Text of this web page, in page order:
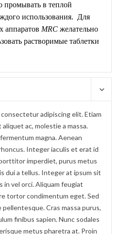
промывать в теплой
использования. Для
аппаратов MRC желательно
растворимые таблетки
adipiscing elit. Etiam
ac, molestie a massa.
magna. Aenean
Integer iaculis et erat id
imperdiet, purus metus
dui a tellus. Integer at ipsum sit
vel orci. Aliquam feugiat
tortor condimentum eget. Sed
Cras massa purus,
finibus sapien. Nunc sodales
metus pharetra at. Proin